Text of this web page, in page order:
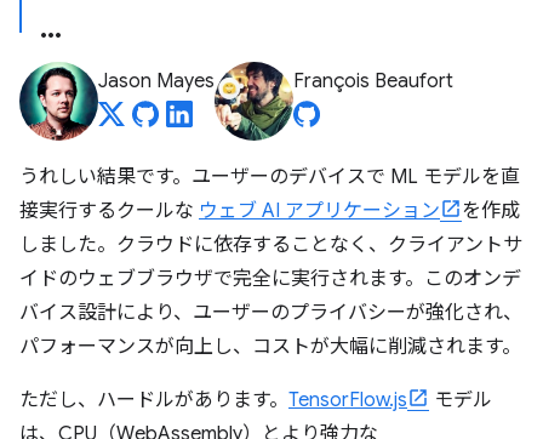
Jason Mayes François Beaufort
うれしい結果です。ユーザーのデバイスで ML モデルを直
接実行するクールな ウェブ AI アプリケーション
を作成
しました。クラウドに依存することなく、クライアントサ
イドのウェブブラウザで完全に実行されます。このオンデ
バイス設計により、ユーザーのプライバシーが強化され、
パフォーマンスが向上し、コストが大幅に削減されます。
ただし、ハードルがあります。 TensorFlow.js
モデル
は、CPU（WebAssembly）とより強力な